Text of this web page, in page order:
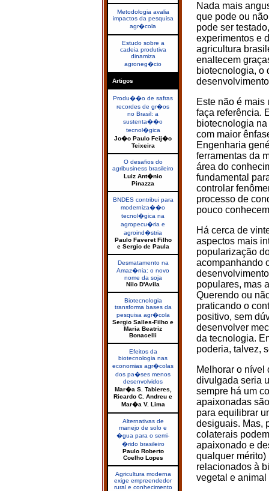
Metodologia avalia
impactos da pesquisa
agr�cola
Estudo sobre a
cadeia produtiva
dinamiza
agroneg�cio
Artigos
Produ��o de safras
recordes de gr�os
no Brasil: a
sustenta��o
tecnol�gica
Jo�o Paulo Feij�o
Teixeira
O desafios do
agribusiness brasileiro
Luiz Ant�nio
Pinazza
BNDES contribui para
moderniza��o
tecnol�gica na
agropecu�ria e
agroind�stria
Paulo Faveret Filho
e Sergio de Paula
Desmatamento na
Amaz�nia: o novo
nome da soja
Nilo D'Avila
Biotecnologia
transforma bases da
pesquisa agr�cola
Sergio Salles-Filho e
Maria Beatriz
Bonacelli
Efeitos da
biotecnologia nas
economias agr�colas
dos pa�ses menos
desenvolvidos
Mar�a S. Tabieres,
Ricardo C. Andreu e
Mar�a V. Lima
Alternativas de
manejo de solo e
�gua para o semi-
�rido brasileiro
Paulo Roberto
Coelho Lopes
Agricultura moderna
exige empreendedor
rural e conhecimento
Nada mais
que pode ou
pode ser
experimentos e
agricultura
enaltecem
biotecnologia, o
Este não é mais
faça referência.
biotecnologia
com maior
Engenharia
ferramentas da
área do
fundamental
controlar
processo de
pouco
Há cerca de
aspectos mais
popularização
acompanhando
populares, mas
Querendo ou
praticando o
positivo, sem
desenvolver
da tecnologia.
poderia, talvez,
Melhorar o nível
divulgada seria
sempre há um
apaixonadas
para equilibrar
desiguais. Mas,
colaterais
apaixonado e
qualquer mérito)
relacionados à
vegetal e